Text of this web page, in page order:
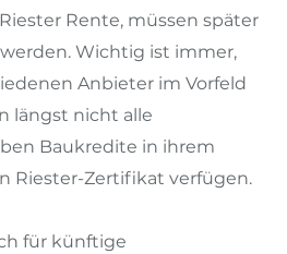
Rente, müssen später
Wichtig ist immer,
Anbieter im Vorfeld
längst nicht alle
Baukredite in ihrem
Riester-Zertifikat verfügen.
für künftige